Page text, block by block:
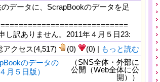
のデータに、ScrapBookのデータを足
し訳ありません。2011年４月５日23:
アクセス(4,517) (0) (0) | もっと読む
のデータの
月５日版）
（SNS全体・外部に
公開（Web全体に公
開））